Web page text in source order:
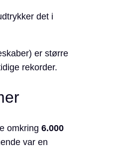
det i
er større
rekorder.
omkring 6.000
var en